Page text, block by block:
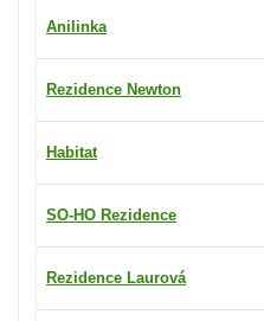
Anilinka
Rezidence Newton
Habitat
SO-HO Rezidence
Rezidence Laurová